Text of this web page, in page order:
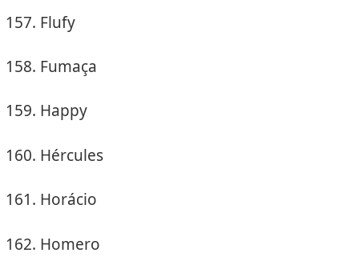
Flufy
Fumaça
Happy
Hércules
Horácio
Homero